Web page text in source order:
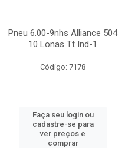
Pneu 6.00-9nhs Alliance 504
10 Lonas Tt Ind-1
Código: 7178
Faça seu login ou
cadastre-se para
ver preços e
comprar